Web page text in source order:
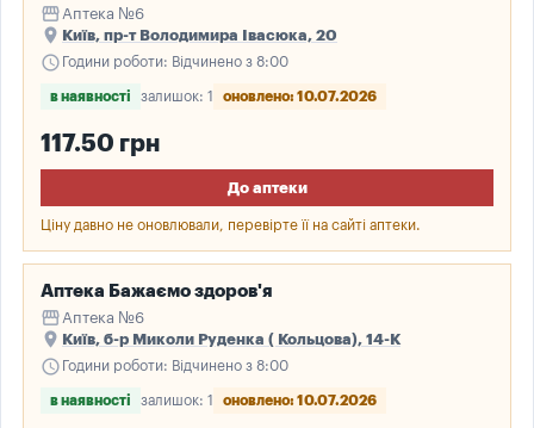
storefront Аптека №6
place Київ, пр-т Володимира Івасюка, 20
schedule Години роботи: Відчинено з 8:00
в наявності залишок: 1 оновлено: 10.07.2026
117.50 грн
До аптеки
Ціну давно не оновлювали, перевірте її на сайті аптеки.
Аптека Бажаємо здоров'я
storefront Аптека №6
place Київ, б-р Миколи Руденка ( Кольцова), 14-К
schedule Години роботи: Відчинено з 8:00
в наявності залишок: 1 оновлено: 10.07.2026